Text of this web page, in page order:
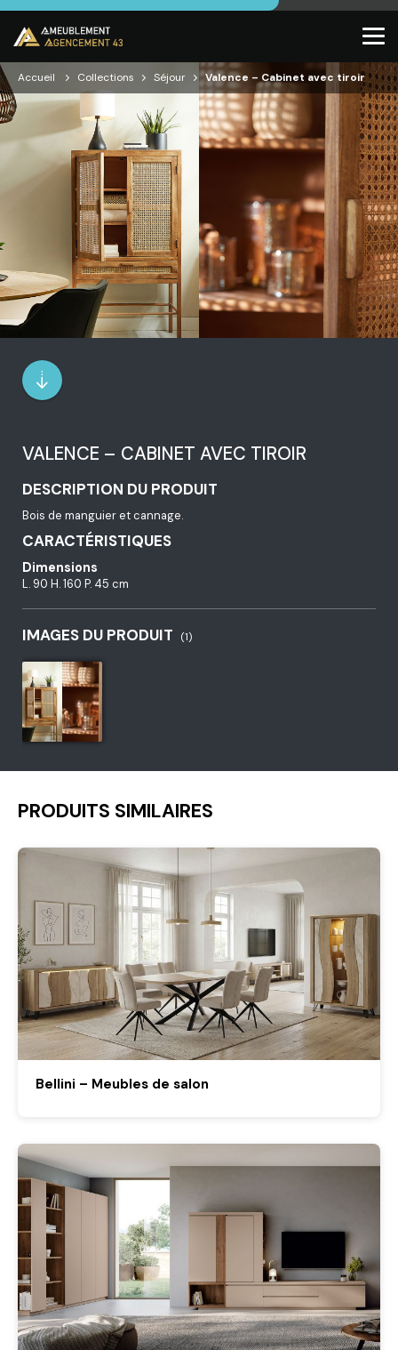
Accueil Collections Séjour Valence – Cabinet avec tiroir
VALENCE – CABINET AVEC TIROIR
DESCRIPTION DU PRODUIT
Bois de manguier et cannage.
CARACTÉRISTIQUES
Dimensions
L. 90 H. 160 P. 45 cm
IMAGES DU PRODUIT (1)
PRODUITS SIMILAIRES
Bellini – Meubles de salon